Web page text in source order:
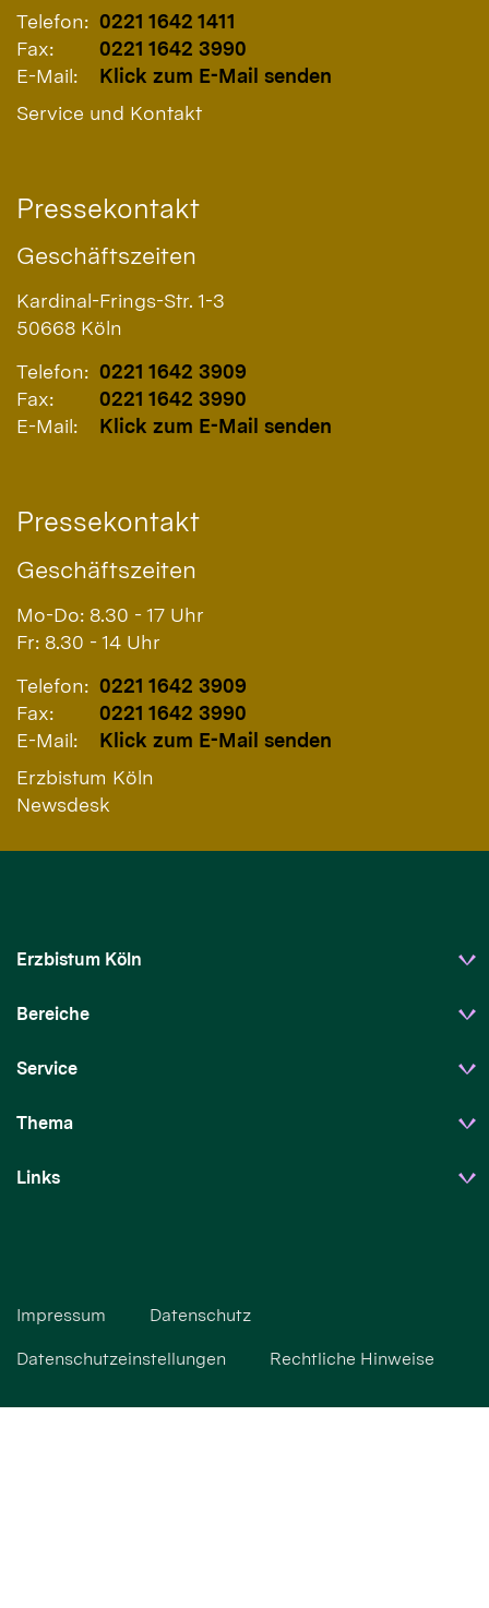
Telefon: 0221 1642 1411
Fax:
0221 1642 3990
E-Mail:
Klick zum E-Mail senden
Service und Kontakt
Pressekontakt
Geschäftszeiten
Kardinal-Frings-Str. 1-3
50668 Köln
Telefon: 0221 1642 3909
Fax:
0221 1642 3990
E-Mail:
Klick zum E-Mail senden
Pressekontakt
Geschäftszeiten
Mo-Do: 8.30 - 17 Uhr
Fr: 8.30 - 14 Uhr
Telefon: 0221 1642 3909
Fax:
0221 1642 3990
E-Mail:
Klick zum E-Mail senden
Erzbistum Köln
Newsdesk
Erzbistum Köln
Bereiche
Service
Thema
Links
Impressum Datenschutz
Datenschutzeinstellungen Rechtliche Hinweise